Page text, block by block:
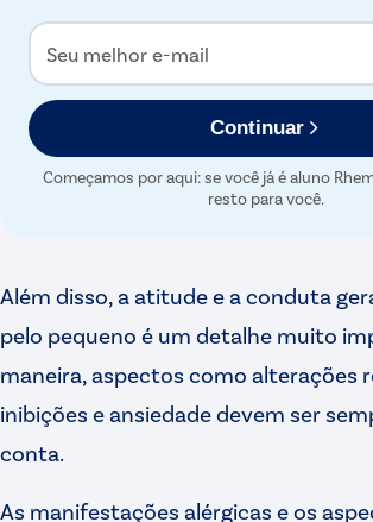
Seu melhor e-mail
Continuar
Começamos por aqui: se você já é aluno
resto para você.
Além disso, a atitude e a conduta
pelo pequeno é um detalhe muito
maneira, aspectos como alterações
inibições e ansiedade devem ser
conta.
As manifestações alérgicas e os